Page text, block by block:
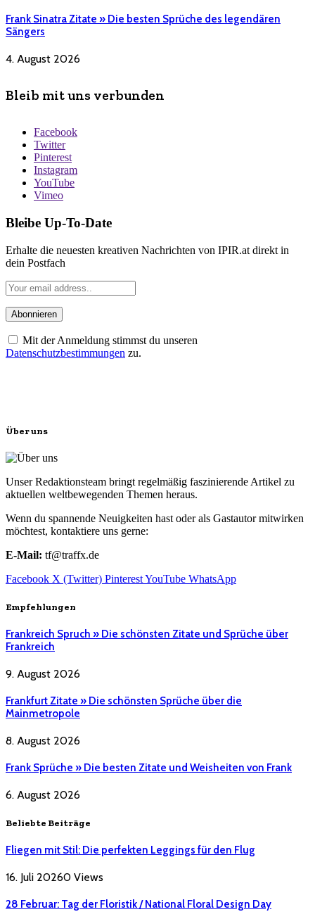
Frank Sinatra Zitate » Die besten Sprüche des legendären
Sängers
4. August 2026
Bleib mit uns verbunden
Facebook
Twitter
Pinterest
Instagram
YouTube
Vimeo
Bleibe Up-To-Date
Erhalte die neuesten kreativen Nachrichten von IPIR.at direkt in
dein Postfach
Mit der Anmeldung stimmst du unseren
Datenschutzbestimmungen zu.
Über uns
Unser Redaktionsteam bringt regelmäßig faszinierende Artikel zu
aktuellen weltbewegenden Themen heraus.
Wenn du spannende Neuigkeiten hast oder als Gastautor mitwirken
möchtest, kontaktiere uns gerne:
E-Mail: tf@traffx.de
Facebook X (Twitter) PinterestYouTube WhatsApp
Empfehlungen
Frankreich Spruch » Die schönsten Zitate und Sprüche über
Frankreich
9. August 2026
Frankfurt Zitate » Die schönsten Sprüche über die
Mainmetropole
8. August 2026
Frank Sprüche » Die besten Zitate und Weisheiten von Frank
6. August 2026
Beliebte Beiträge
Fliegen mit Stil: Die perfekten Leggings für den Flug
16. Juli 20260 Views
28 Februar: Tag der Floristik / National Floral Design Day